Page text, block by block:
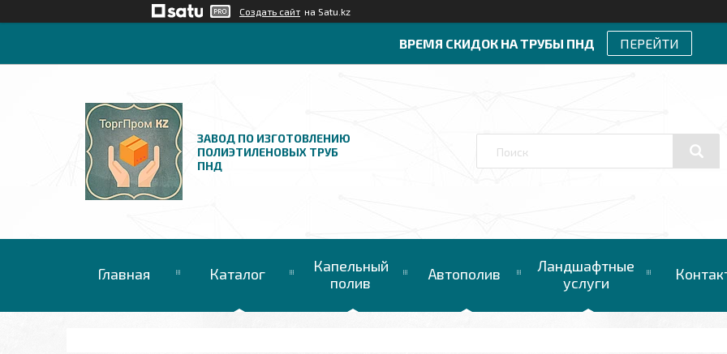
Создать сайт на Satu.kz
ВРЕМЯ СКИДОК НА ТРУБЫ ПНД ПЕРЕЙТИ
ЗАВОД ПО ИЗГОТОВЛЕНИЮ
ПОЛИЭТИЛЕНОВЫХ ТРУБ
ПНД
Главная Каталог
Капельный
полив
Автополив
Ландшафтные
услуги